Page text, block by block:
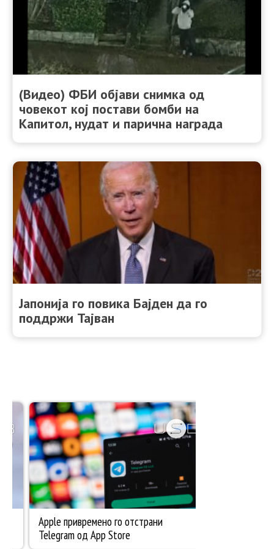
(Видео) ФБИ објави снимка од
човекот кој постави бомби на
Капитол, нудат и парична награда
Јапонија го повика Бајден да го
поддржи Тајван